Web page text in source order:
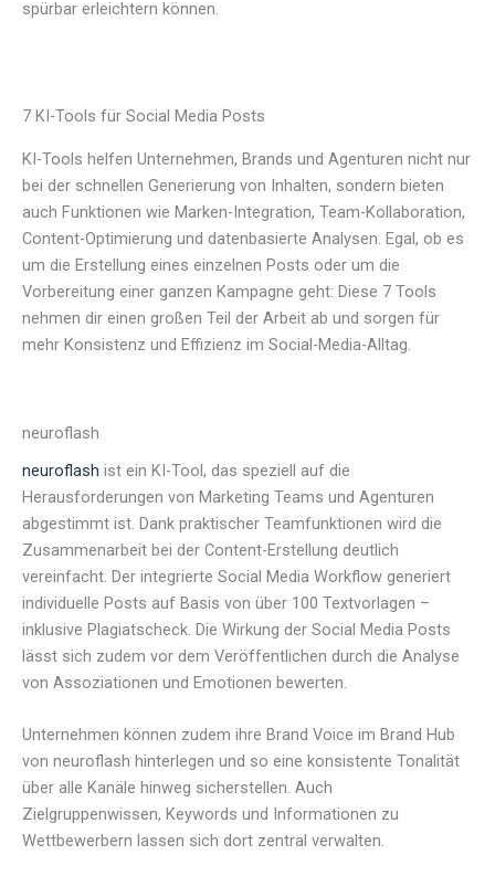
spürbar erleichtern können.
7 KI-Tools für Social Media Posts
KI-Tools helfen Unternehmen, Brands und Agenturen nicht nur
bei der schnellen Generierung von Inhalten, sondern bieten
auch Funktionen wie Marken-Integration, Team-Kollaboration,
Content-Optimierung und datenbasierte Analysen. Egal, ob es
um die Erstellung eines einzelnen Posts oder um die
Vorbereitung einer ganzen Kampagne geht: Diese 7 Tools
nehmen dir einen großen Teil der Arbeit ab und sorgen für
mehr Konsistenz und Effizienz im Social-Media-Alltag.
neuroflash
neuroflash ist ein KI-Tool, das speziell auf die
Herausforderungen von Marketing Teams und Agenturen
abgestimmt ist. Dank praktischer Teamfunktionen wird die
Zusammenarbeit bei der Content-Erstellung deutlich
vereinfacht. Der integrierte Social Media Workflow generiert
individuelle Posts auf Basis von über 100 Textvorlagen –
inklusive Plagiatscheck. Die Wirkung der Social Media Posts
lässt sich zudem vor dem Veröffentlichen durch die Analyse
von Assoziationen und Emotionen bewerten.
Unternehmen können zudem ihre Brand Voice im Brand Hub
von neuroflash hinterlegen und so eine konsistente Tonalität
über alle Kanäle hinweg sicherstellen. Auch
Zielgruppenwissen, Keywords und Informationen zu
Wettbewerbern lassen sich dort zentral verwalten.